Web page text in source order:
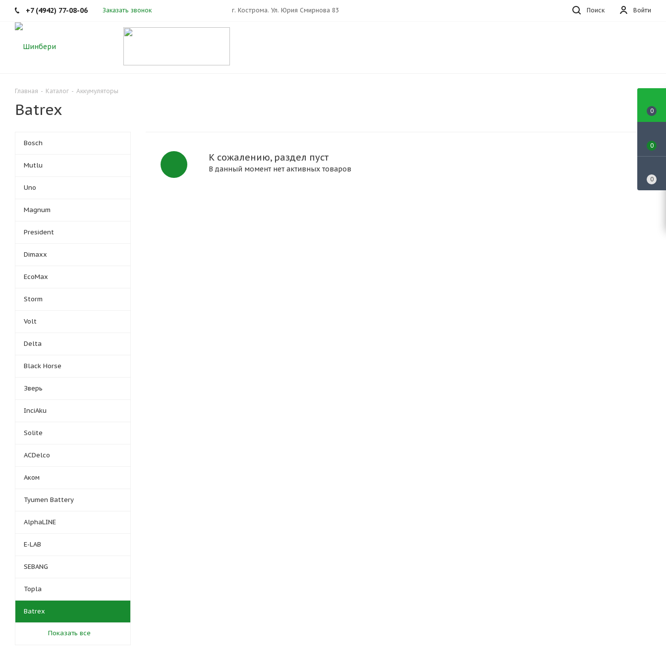
+7 (4942) 77-08-06 Заказать звонок Войти
г. Кострома. Ул. Юрия Смирнова 83 Поиск
Главная - Каталог - Аккумуляторы
Batrex
К сожалению, раздел пуст
В данный момент нет активных товаров
Bosch
Mutlu
Uno
Magnum
President
Dimaxx
EcoMax
Storm
Volt
Delta
Black Horse
Зверь
InciAku
Solite
ACDelco
Аком
Tyumen Battery
AlphaLINE
E-LAB
SEBANG
Topla
Batrex
Показать все
0
0
0